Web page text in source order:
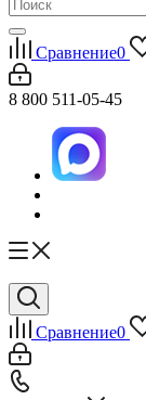
Сравнение0
8 800 511-05-45
Сравнение0